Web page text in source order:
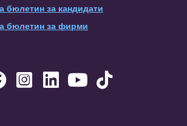
бюлетин за кандидати
бюлетин за фирми
   